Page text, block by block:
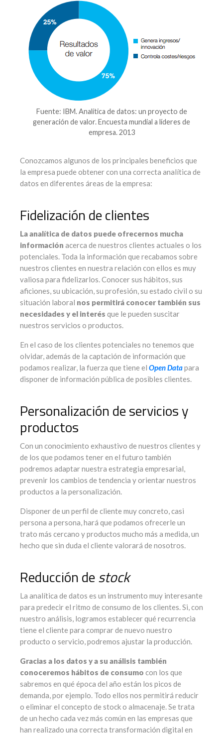
Fuente: IBM. Analítica de datos: un proyecto de
generación de valor. Encuesta mundial a líderes de
empresa. 2013
Conozcamos algunos de los principales beneficios que
la empresa puede obtener con una correcta analítica de
datos en diferentes áreas de la empresa:
Fidelización de clientes
La analítica de datos puede ofrecernos mucha
información acerca de nuestros clientes actuales o los
potenciales. Toda la información que recabamos sobre
nuestros clientes en nuestra relación con ellos es muy
valiosa para fidelizarlos. Conocer sus hábitos, sus
aficiones, su ubicación, su profesión, su estado civil o su
situación laboral nos permitirá conocer también sus
necesidades y el interés que le pueden suscitar
nuestros servicios o productos.
En el caso de los clientes potenciales no tenemos que
olvidar, además de la captación de información que
podamos realizar, la fuerza que tiene el Open Datapara
disponer de información pública de posibles clientes.
Personalización de servicios y
productos
Con un conocimiento exhaustivo de nuestros clientes y
de los que podamos tener en el futuro también
podremos adaptar nuestra estrategia empresarial,
prevenir los cambios de tendencia y orientar nuestros
productos a la personalización.
Disponer de un perfil de cliente muy concreto, casi
persona a persona, hará que podamos ofrecerle un
trato más cercano y productos mucho más a medida, un
hecho que sin duda el cliente valorará de nosotros.
Reducción destock
La analítica de datos es un instrumento muy interesante
para predecir el ritmo de consumo de los clientes. Si, con
nuestro análisis, logramos establecer qué recurrencia
tiene el cliente para comprar de nuevo nuestro
producto o servicio, podremos ajustar la producción.
Gracias a los datos y a su análisis también
conoceremos hábitos de consumo con los que
sabremos en qué época del año están los picos de
demanda, por ejemplo. Todo ellos nos permitirá reducir
o eliminar el concepto de stock o almacenaje. Se trata
de un hecho cada vez más común en las empresas que
han realizado una correcta transformación digital en